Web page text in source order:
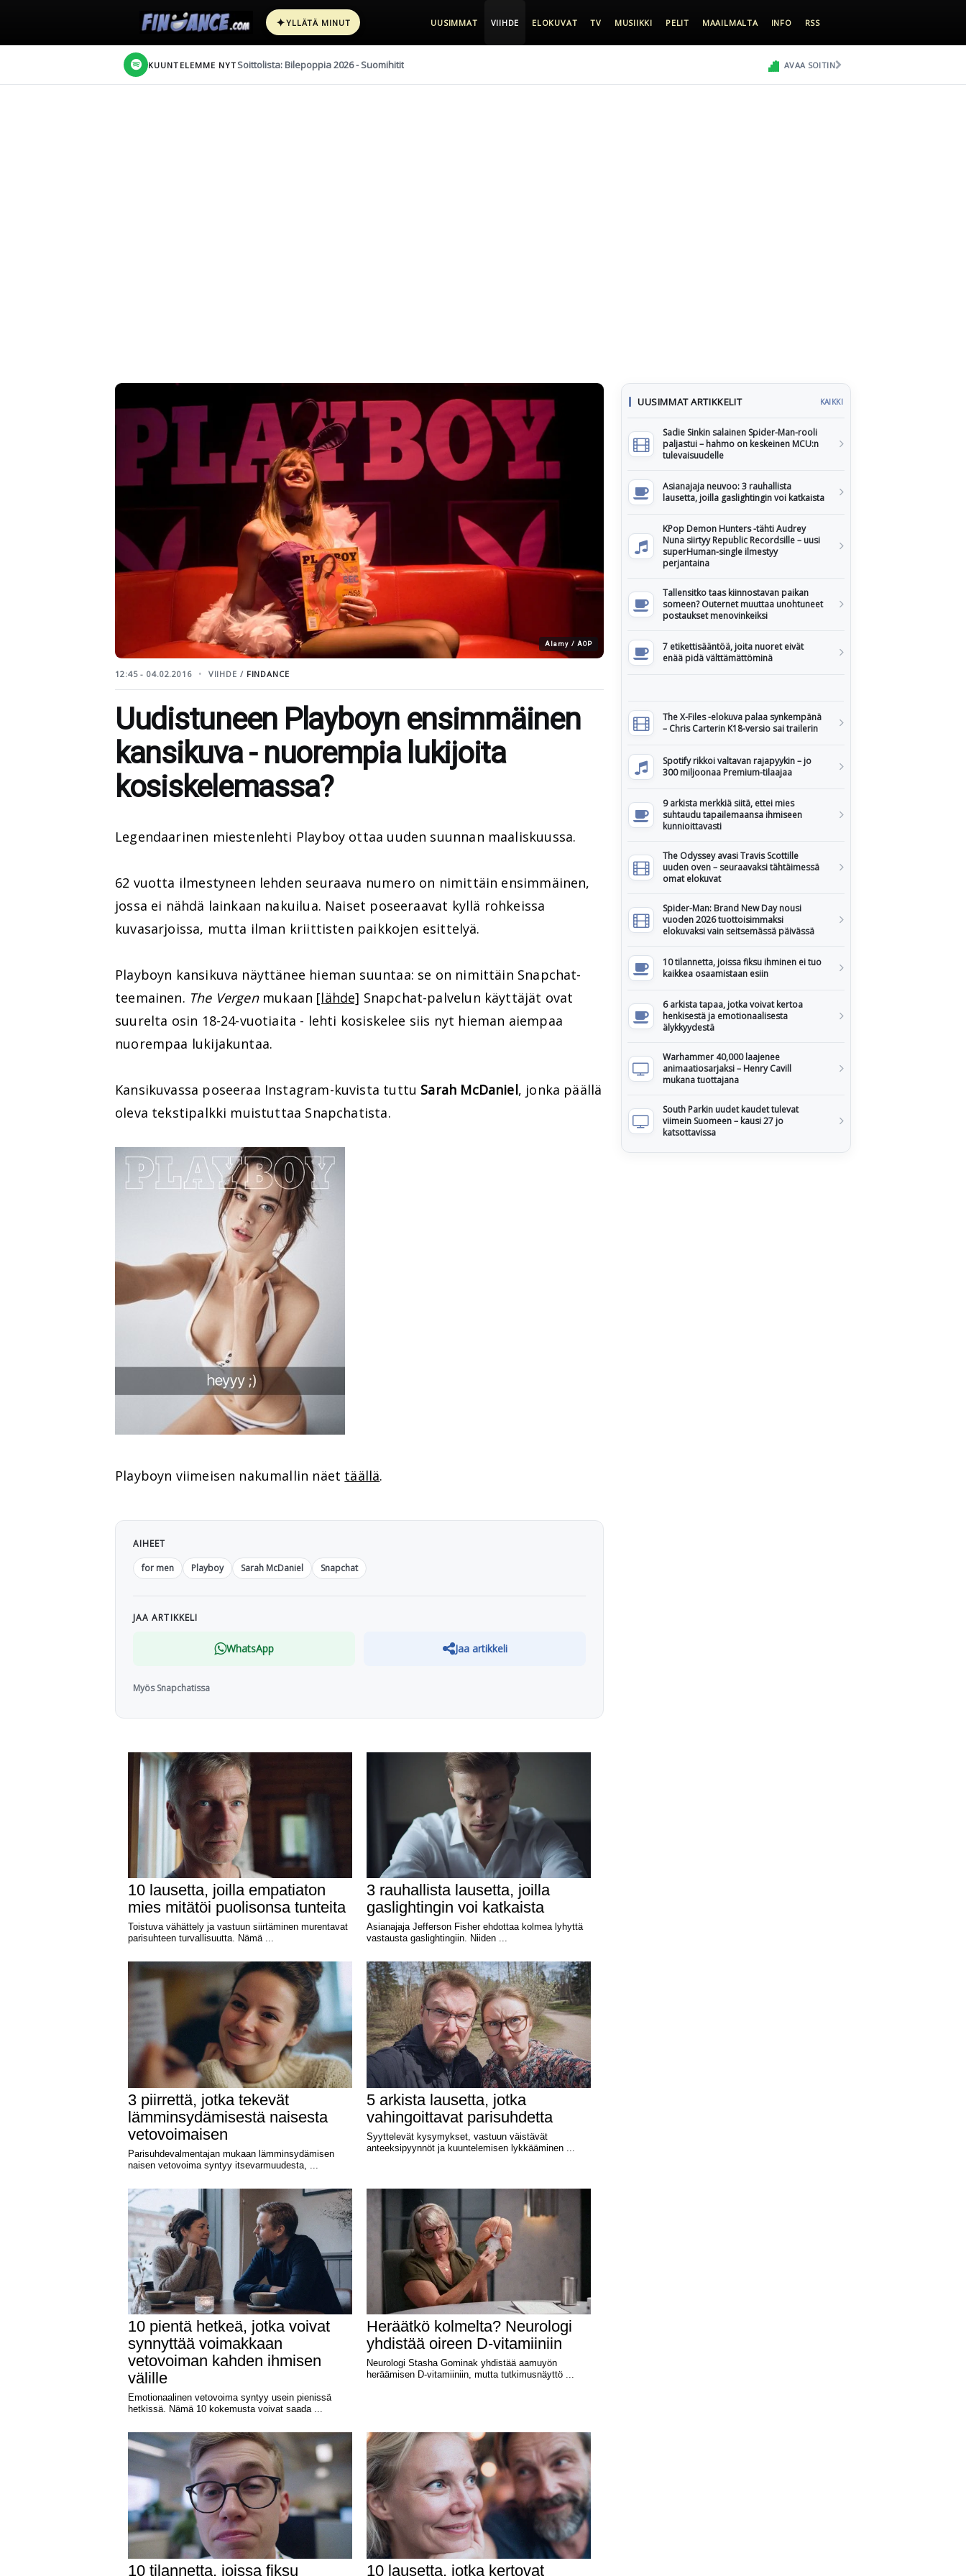
✦YLLÄTÄ MINUT UUSIMMAT VIIHDE ELOKUVAT TV MUSIIKKI PELIT MAAILMALTA INFO RSS
KUUNTELEMME NYT Soittolista: Bilepoppia 2026 - Suomihitit AVAA SOITIN
Alamy / AOP
12:45 - 04.02.2016 VIIHDE / FINDANCE
Uudistuneen Playboyn ensimmäinen
kansikuva - nuorempia lukijoita
kosiskelemassa?
Legendaarinen miestenlehti Playboy ottaa uuden suunnan maaliskuussa.
62 vuotta ilmestyneen lehden seuraava numero on nimittäin ensimmäinen,
jossa ei nähdä lainkaan nakuilua. Naiset poseeraavat kyllä rohkeissa
kuvasarjoissa, mutta ilman kriittisten paikkojen esittelyä.
Playboyn kansikuva näyttänee hieman suuntaa: se on nimittäin Snapchat-
teemainen. The Vergenmukaan [lähde] Snapchat-palvelun käyttäjät ovat
suurelta osin 18-24-vuotiaita - lehti kosiskelee siis nyt hieman aiempaa
nuorempaa lukijakuntaa.
Kansikuvassa poseeraa Instagram-kuvista tuttu Sarah McDaniel, jonka päällä
oleva tekstipalkki muistuttaa Snapchatista.
Playboyn viimeisen nakumallin näet täällä.
AIHEET
for men
Playboy Sarah McDaniel Snapchat
JAA ARTIKKELI
WhatsApp Jaa artikkeli
Myös Snapchatissa
UUSIMMAT ARTIKKELIT KAIKKI
Sadie Sinkin salainen Spider-Man-rooli
paljastui – hahmo on keskeinen MCU:n
tulevaisuudelle
Asianajaja neuvoo: 3 rauhallista
lausetta, joilla gaslightingin voi katkaista
KPop Demon Hunters -tähti Audrey
Nuna siirtyy Republic Recordsille – uusi
superHuman-single ilmestyy
perjantaina
Tallensitko taas kiinnostavan paikan
someen? Outernet muuttaa unohtuneet
postaukset menovinkeiksi
7 etikettisääntöä, joita nuoret eivät
enää pidä välttämättöminä
The X-Files -elokuva palaa synkempänä
– Chris Carterin K18-versio sai trailerin
Spotify rikkoi valtavan rajapyykin – jo
300 miljoonaa Premium-tilaajaa
9 arkista merkkiä siitä, ettei mies
suhtaudu tapailemaansa ihmiseen
kunnioittavasti
The Odyssey avasi Travis Scottille
uuden oven – seuraavaksi tähtäimessä
omat elokuvat
Spider-Man: Brand New Day nousi
vuoden 2026 tuottoisimmaksi
elokuvaksi vain seitsemässä päivässä
10 tilannetta, joissa fiksu ihminen ei tuo
kaikkea osaamistaan esiin
6 arkista tapaa, jotka voivat kertoa
henkisestä ja emotionaalisesta
älykkyydestä
Warhammer 40,000 laajenee
animaatiosarjaksi – Henry Cavill
mukana tuottajana
South Parkin uudet kaudet tulevat
viimein Suomeen – kausi 27 jo
katsottavissa